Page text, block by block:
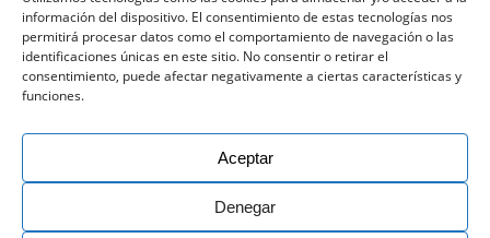
información del dispositivo. El consentimiento de estas tecnologías nos
permitirá procesar datos como el comportamiento de navegación o las
identificaciones únicas en este sitio. No consentir o retirar el
consentimiento, puede afectar negativamente a ciertas características y
funciones.
Aceptar
Denegar